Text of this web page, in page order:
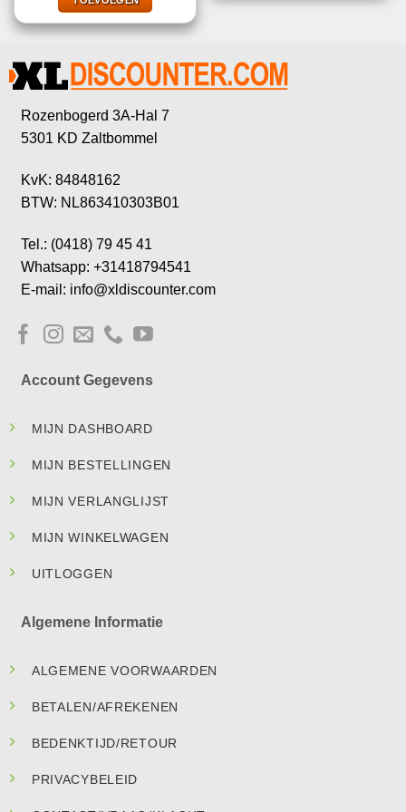
Rozenbogerd 3A-Hal 7
5301 KD Zaltbommel
KvK: 84848162
BTW: NL863410303B01
Tel.: (0418) 79 45 41
Whatsapp: +31418794541
E-mail: info@xldiscounter.com
Account Gegevens
MIJN DASHBOARD
MIJN BESTELLINGEN
MIJN VERLANGLIJST
MIJN WINKELWAGEN
UITLOGGEN
Algemene Informatie
ALGEMENE VOORWAARDEN
BETALEN/AFREKENEN
BEDENKTIJD/RETOUR
PRIVACYBELEID